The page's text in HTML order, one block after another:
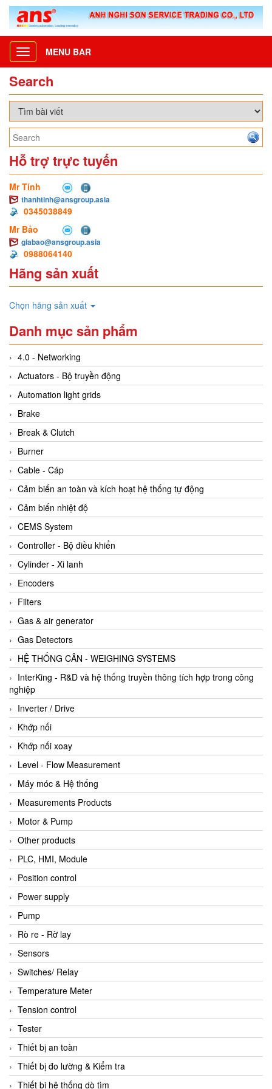
Toggle
navigation
MENU BAR
Search
Hỗ trợ trực tuyến
Mr Tính
thanhtinh@ansgroup.asia
0345038849
Mr Bảo
giabao@ansgroup.asia
0988064140
Hãng sản xuất
Chọn hãng sản xuất
Danh mục sản phẩm
4.0 - Networking
Actuators - Bộ truyền động
Automation light grids
Brake
Break & Clutch
Burner
Cable - Cáp
Cảm biến an toàn và kích hoạt hệ thống tự động
Cảm biến nhiệt độ
CEMS System
Controller - Bộ điều khiển
Cylinder - Xi lanh
Encoders
Filters
Gas & air generator
Gas Detectors
HỆ THỐNG CÂN - WEIGHING SYSTEMS
InterKing - R&D và hệ thống truyền thông tích hợp trong công
nghiệp
Inverter / Drive
Khớp nối
Khớp nối xoay
Level - Flow Measurement
Máy móc & Hệ thống
Measurements Products
Motor & Pump
Other products
PLC, HMI, Module
Position control
Power supply
Pump
Rò re - Rờ lay
Sensors
Switches/ Relay
Temperature Meter
Tension control
Tester
Thiết bị an toàn
Thiết bị đo lường & Kiểm tra
Thiết bị hệ thống dò tìm